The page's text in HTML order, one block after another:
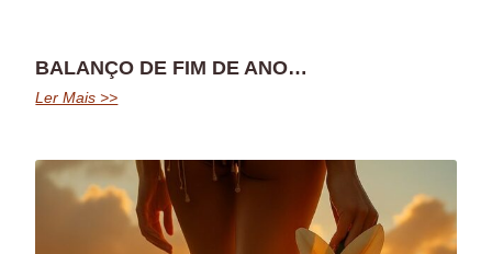
BALANÇO DE FIM DE ANO…
Ler Mais >>